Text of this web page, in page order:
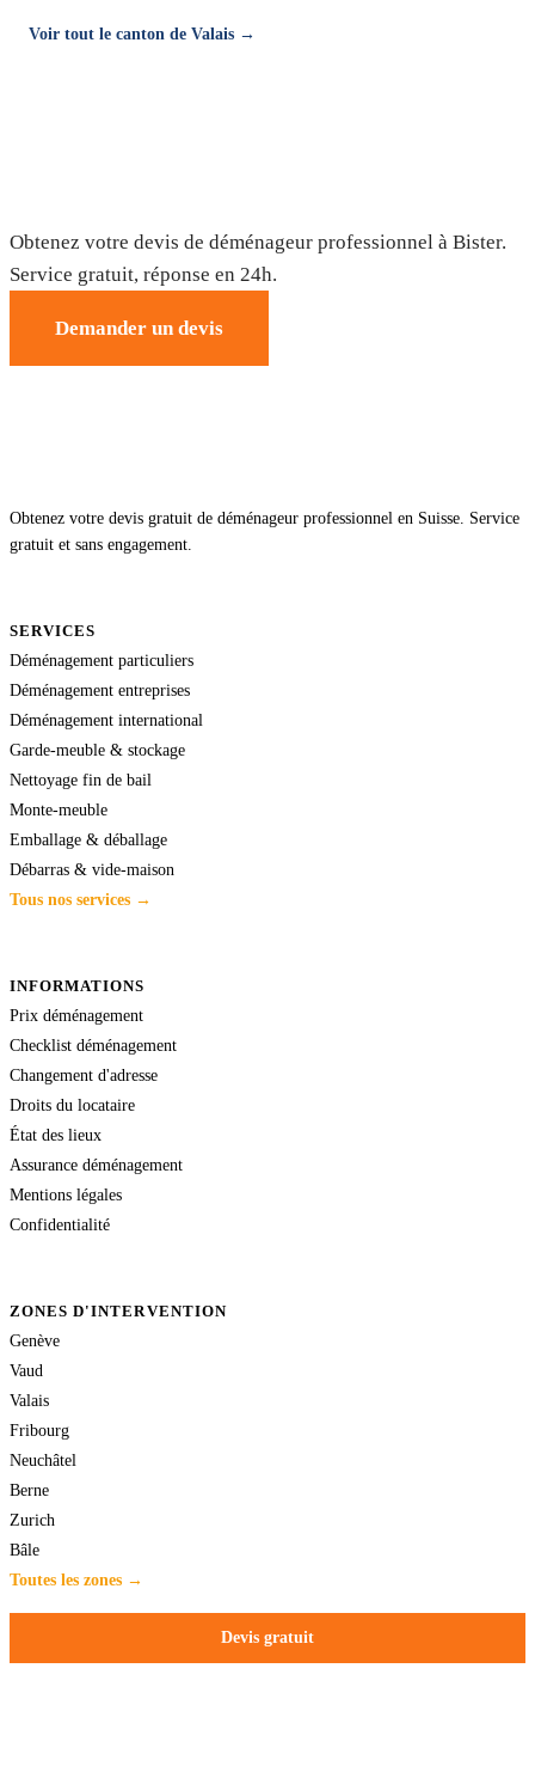
Voir tout le canton de Valais →
Obtenez votre devis de déménageur professionnel à Bister.
Service gratuit, réponse en 24h.
Demander un devis
Obtenez votre devis gratuit de déménageur professionnel en Suisse. Service
gratuit et sans engagement.
SERVICES
Déménagement particuliers
Déménagement entreprises
Déménagement international
Garde-meuble & stockage
Nettoyage fin de bail
Monte-meuble
Emballage & déballage
Débarras & vide-maison
Tous nos services →
INFORMATIONS
Prix déménagement
Checklist déménagement
Changement d'adresse
Droits du locataire
État des lieux
Assurance déménagement
Mentions légales
Confidentialité
ZONES D'INTERVENTION
Genève
Vaud
Valais
Fribourg
Neuchâtel
Berne
Zurich
Bâle
Toutes les zones →
Devis gratuit